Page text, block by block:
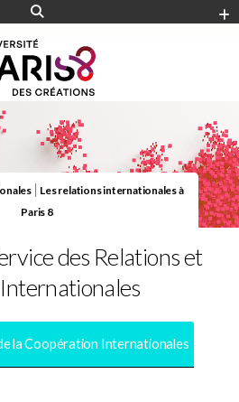
Les relations internationales à
Paris 8
des Relations et
la Coopération Internationales